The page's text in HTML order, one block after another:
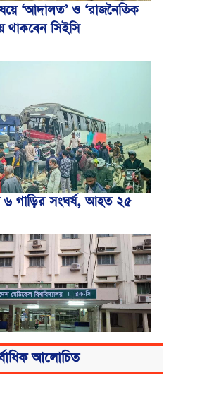
‘আদালত’ ও ‘রাজনৈতিক
থাকবেন সিইসি
৬ গাড়ির সংঘর্ষ, আহত ২৫
নাম বাংলাদেশ
আলোচিত